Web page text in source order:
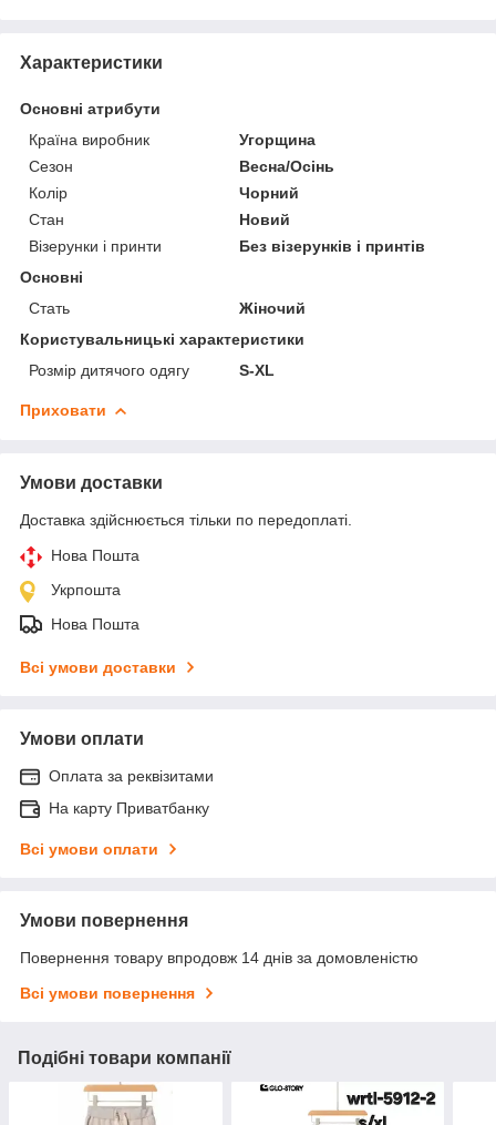
Характеристики
Основні атрибути
Країна виробник
Угорщина
Сезон
Весна/Осінь
Колір
Чорний
Стан
Новий
Візерунки і принти
Без візерунків і принтів
Основні
Стать
Жіночий
Користувальницькі характеристики
Розмір дитячого одягу
S-XL
Приховати
Умови доставки
Доставка здійснюється тільки по передоплаті.
Нова Пошта
Укрпошта
Нова Пошта
Всі умови доставки
Умови оплати
Оплата за реквізитами
На карту Приватбанку
Всі умови оплати
Умови повернення
Повернення товару впродовж 14 днів за домовленістю
Всі умови повернення
Подібні товари компанії